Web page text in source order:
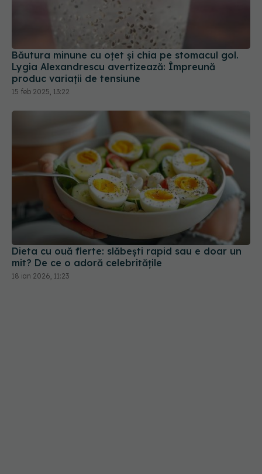
Băutura minune cu oțet și chia pe stomacul gol.
Lygia Alexandrescu avertizează: Împreună
produc variații de tensiune
Dieta cu ouă fierte: slăbești rapid sau e doar un
mit? De ce o adoră celebritățile
18 ian 2026, 11:23